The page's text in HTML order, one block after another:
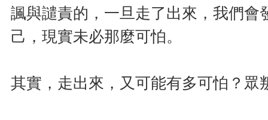
諷與譴責的，一旦走了出來，我們會
己，現實未必那麼可怕。
其實，走出來，又可能有多可怕？眾